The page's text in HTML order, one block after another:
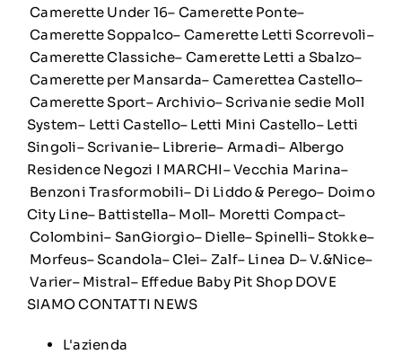
Camerette Under 16– Camerette Ponte–
Camerette Soppalco– Camerette Letti Scorrevoli–
Camerette Classiche– Camerette Letti a Sbalzo–
Camerette per Mansarda– Camerettea Castello–
Camerette Sport– Archivio– Scrivanie sedie Moll
System– Letti Castello– Letti Mini Castello– Letti
Singoli– Scrivanie– Librerie– Armadi– Albergo
Residence Negozi I MARCHI– Vecchia Marina–
Benzoni Trasformobili– Di Liddo & Perego– Doimo
City Line– Battistella– Moll– Moretti Compact–
Colombini– SanGiorgio– Dielle– Spinelli– Stokke–
Morfeus– Scandola– Clei– Zalf– Linea D– V.&Nice–
Varier– Mistral– Effedue Baby Pit Shop DOVE
SIAMO CONTATTI NEWS
L'azienda